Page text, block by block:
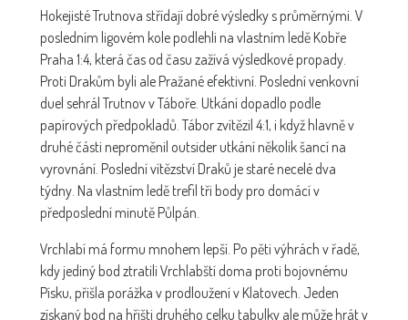
Hokejisté Trutnova střídají dobré výsledky s průměrnými. V
posledním ligovém kole podlehli na vlastním ledě Kobře
Praha 1:4, která čas od času zažívá výsledkové propady.
Proti Drakům byli ale Pražané efektivní. Poslední venkovní
duel sehrál Trutnov v Táboře. Utkání dopadlo podle
papírových předpokladů. Tábor zvítězil 4:1, i když hlavně v
druhé části neproměnil outsider utkání několik šancí na
vyrovnání. Poslední vítězství Draků je staré necelé dva
týdny. Na vlastním ledě trefil tři body pro domácí v
předposlední minutě Půlpán.
Vrchlabí má formu mnohem lepší. Po pěti výhrách v řadě,
kdy jediný bod ztratili Vrchlabští doma proti bojovnému
Písku, přišla porážka v prodloužení v Klatovech. Jeden
získaný bod na hřišti druhého celku tabulky ale může hrát v